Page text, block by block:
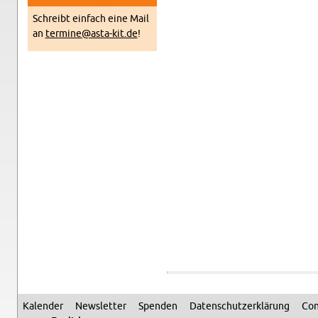
Schreibt ein­fach eine Mail
an termine@​asta-​kit.​de!
Kalen­der Newslet­ter Spenden Daten­schutzerklärung